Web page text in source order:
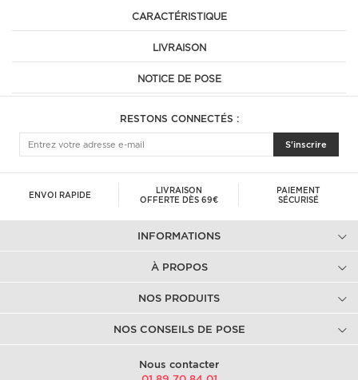
CARACTÉRISTIQUE
LIVRAISON
NOTICE DE POSE
RESTONS CONNECTÉS :
S'inscrire
ENVOI RAPIDE
LIVRAISON
OFFERTE DÈS 69€
PAIEMENT
SÉCURISÉ
INFORMATIONS
À PROPOS
NOS PRODUITS
NOS CONSEILS DE POSE
Nous contacter